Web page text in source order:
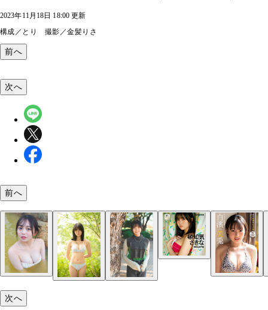
2023年11月18日 18:00 更新
構成／とり 撮影／金髪りさ
前へ
頓知気さきながグラビア女子トークに登場！（撮
居幸次郎）
次へ
前へ
次へ